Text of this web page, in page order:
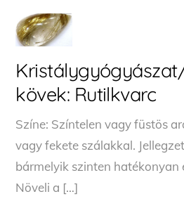
kövek: Rutilkvarc
Színe: Színtelen vagy füstös
vagy fekete szálakkal.
bármelyik szinten hatékonyan
Növeli a […]